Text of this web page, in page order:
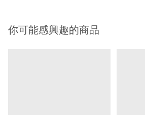
你可能感興趣的商品